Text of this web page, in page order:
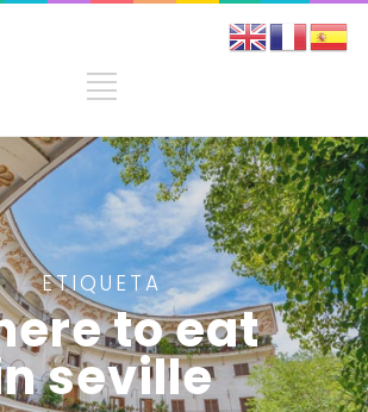
ETIQUETA
to eat
seville